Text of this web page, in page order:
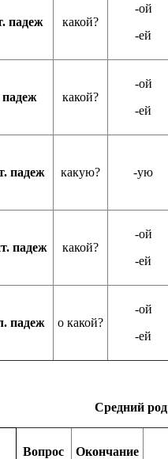
падеж какой?
-ой
-ей
падеж какой?
-ой
-ей
падеж какую? -ую
падеж какой?
-ой
-ей
падеж о какой?
-ой
-ей
Средний род
Вопрос Окончание